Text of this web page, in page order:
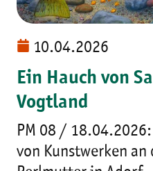
Ein Hauch von
Vogtland
PM 08 /
von Kunstwerken an
10.04.2026